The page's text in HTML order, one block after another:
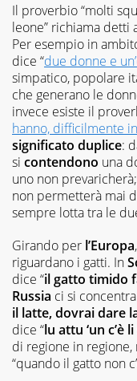
Il proverbio “molti
leone” richiama detti
Per esempio in
dice “due donne e
simpatico, popolare
che generano le
invece esiste il
hanno, difficilmente
significato duplice:
si contendono una
uno non
non permetterà mai
sempre lotta tra le
Girando per l’Europa
riguardano i gatti. In
dice “il gatto timido
Russia ci si
il latte, dovrai dare
dice “lu attu ‘un c’è
di regione in
“quando il gatto non